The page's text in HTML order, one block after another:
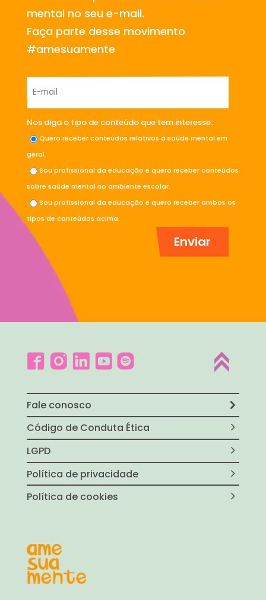
mental no seu e-mail.
Faça parte desse movimento
#amesuamente
Nos diga o tipo de conteúdo que tem interesse:
Quero receber conteúdos relativos à saúde mental em
geral.
Sou profissional da educação e quero receber conteúdos
sobre saúde mental no ambiente escolar.
Sou profissional da educação e quero receber ambos os
tipos de conteúdos acima.
Fale conosco
Código de Conduta Ética
LGPD
Política de privacidade
Política de cookies